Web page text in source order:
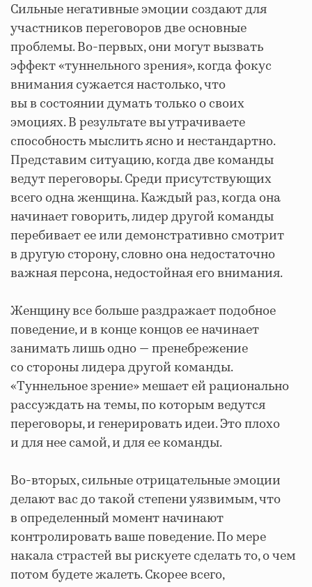
Сильные негативные эмоции создают для
участников переговоров две основные
проблемы. Во-первых, они могут вызвать
эффект «туннельного зрения», когда фокус
внимания сужается настолько, что
вы в состоянии думать только о своих
эмоциях. В результате вы утрачиваете
способность мыслить ясно и нестандартно.
Представим ситуацию, когда две команды
ведут переговоры. Среди присутствующих
всего одна женщина. Каждый раз, когда она
начинает говорить, лидер другой команды
перебивает ее или демонстративно смотрит
в другую сторону, словно она недостаточно
важная персона, недостойная его внимания.
Женщину все больше раздражает подобное
поведение, и в конце концов ее начинает
занимать лишь одно — пренебрежение
со стороны лидера другой команды.
«Туннельное зрение» мешает ей рационально
рассуждать на темы, по которым ведутся
переговоры, и генерировать идеи. Это плохо
и для нее самой, и для ее команды.
Во-вторых, сильные отрицательные эмоции
делают вас до такой степени уязвимым, что
в определенный момент начинают
контролировать ваше поведение. По мере
накала страстей вы рискуете сделать то, о чем
потом будете жалеть. Скорее всего,